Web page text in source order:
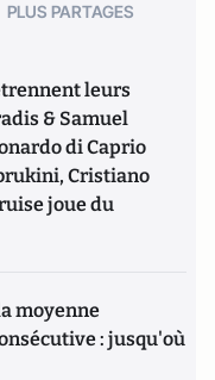
PLUS PARTAGES
leurs
& Samuel
di Caprio
Cristiano
joue du
moyenne
: jusqu'où